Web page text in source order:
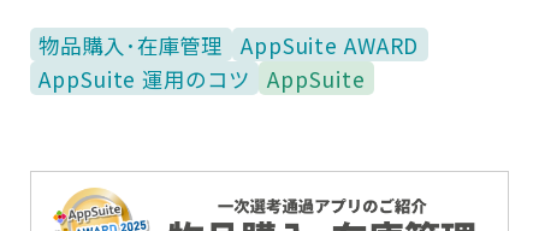
物品購入･在庫管理
AppSuite AWARD
AppSuite 運用のコツ
AppSuite